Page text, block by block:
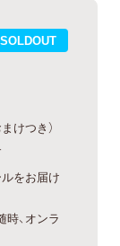
SOLDOUT
けつき）
をお届け
、オンラ